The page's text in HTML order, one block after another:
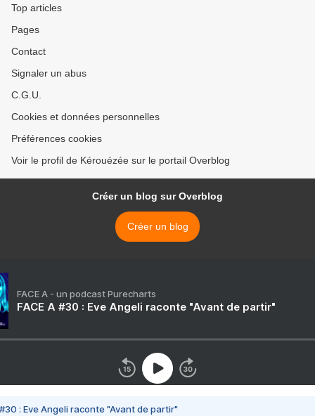
Top articles
Pages
Contact
Signaler un abus
C.G.U.
Cookies et données personnelles
Préférences cookies
Voir le profil de Kérouézée sur le portail Overblog
Créer un blog sur Overblog
Créer un blog
FACE A - un podcast Purecharts
FACE A #30 : Eve Angeli raconte "Avant de partir"
#30 : Eve Angeli raconte "Avant de partir"